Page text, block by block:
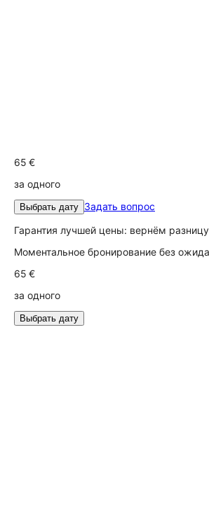
65 €
за одного
Выбрать дату Задать вопрос
Гарантия лучшей цены: вернём
Моментальное бронирование без
65 €
за одного
Выбрать дату